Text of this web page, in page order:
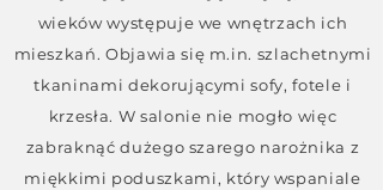
wieków występuje we wnętrzach ich
mieszkań. Objawia się m.in. szlachetnymi
tkaninami dekorującymi sofy, fotele i
krzesła. W salonie nie mogło więc
zabraknąć dużego szarego narożnika z
miękkimi poduszkami, który wspaniale